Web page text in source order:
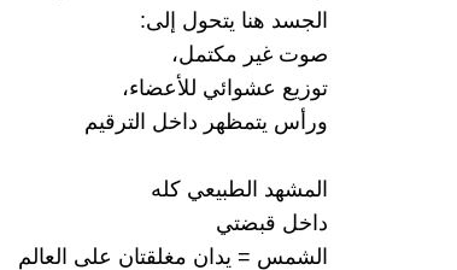
الجسد هنا يتحول إلى:
صوت غير مكتمل،
توزيع عشوائي للأعضاء،
ورأس يتمظهر داخل الترقيم
المشهد الطبيعي كله
داخل قبضتي
الشمس = يدان مغلقتان على العالم